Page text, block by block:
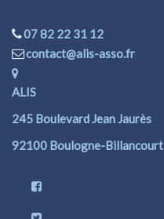
07 82 22 31 12
contact@alis-asso.fr
ALIS
245 Boulevard Jean Jaurès
92100 Boulogne-Billancourt